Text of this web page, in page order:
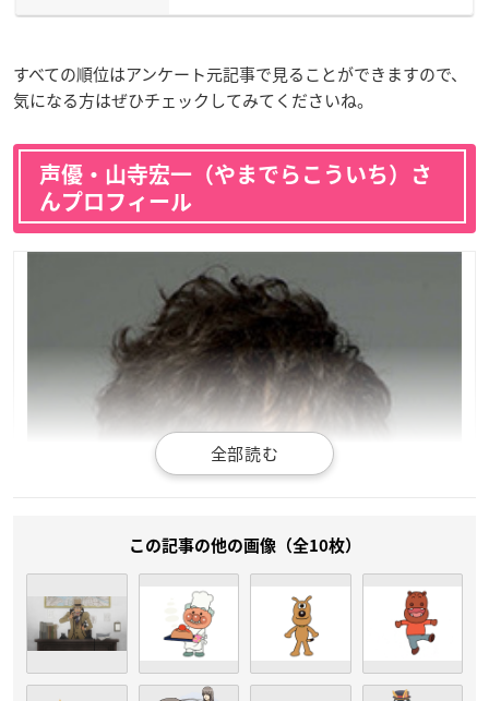
すべての順位はアンケート元記事で見ることができますので、
気になる方はぜひチェックしてみてくださいね。
声優・山寺宏一（やまでらこういち）さ
んプロフィール
この記事の他の画像（全10枚）